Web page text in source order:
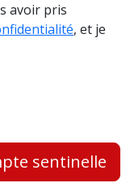
avoir pris
, et je
sentinelle